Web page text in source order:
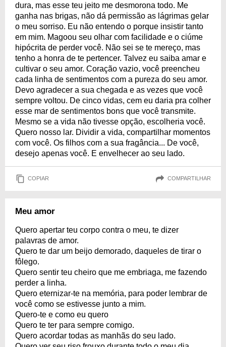
dura, mas esse teu jeito me desmorona todo. Me
ganha nas brigas, não dá permissão as lágrimas gelar
o meu sorriso. Eu não entendo o porque insistir tanto
em mim. Magoou seu olhar com facilidade e o ciúme
hipócrita de perder você. Não sei se te mereço, mas
tenho a honra de te pertencer. Talvez eu saiba amar e
cultivar o seu amor. Coração vazio, você preencheu
cada linha de sentimentos com a pureza do seu amor.
Devo agradecer a sua chegada e as vezes que você
sempre voltou. De cinco vidas, cem eu daria pra colher
esse mar de sentimentos bons que você transmite.
Mesmo se a vida não tivesse opção, escolheria você.
Quero nosso lar. Dividir a vida, compartilhar momentos
com você. Os filhos com a sua fragância... De você,
desejo apenas você. E envelhecer ao seu lado.
COPIAR COMPARTILHAR
Meu amor
Quero apertar teu corpo contra o meu, te dizer
palavras de amor.
Quero te dar um beijo demorado, daqueles de tirar o
fôlego.
Quero sentir teu cheiro que me embriaga, me fazendo
perder a linha.
Quero eternizar-te na memória, para poder lembrar de
você como se estivesse junto a mim.
Quero-te e como eu quero
Quero te ter para sempre comigo.
Quero acordar todas as manhãs do seu lado.